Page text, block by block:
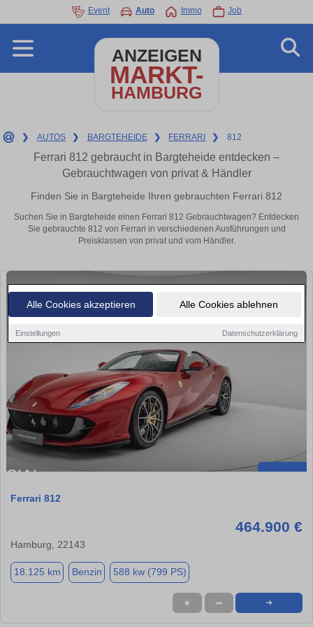
Alle Cookies akzeptieren Alle Cookies ablehnen
Einstellungen Datenschutzerklärung
Event Auto Immo Job
ANZEIGEN
MARKT-
HAMBURG
❯ AUTOS ❯ BARGTEHEIDE ❯ FERRARI ❯ 812
Ferrari 812 gebraucht in Bargteheide entdecken –
Gebrauchtwagen von privat & Händler
Finden Sie in Bargteheide Ihren gebrauchten Ferrari 812
Suchen Sie in Bargteheide einen Ferrari 812 Gebrauchtwagen? Entdecken
Sie gebrauchte 812 von Ferrari in verschiedenen Ausführungen und
Preisklassen von privat und vom Händler.
Ferrari 812
464.900 €
Hamburg, 22143
18.125 km Benzin 588 kw (799 PS)
★ ➦ ➜